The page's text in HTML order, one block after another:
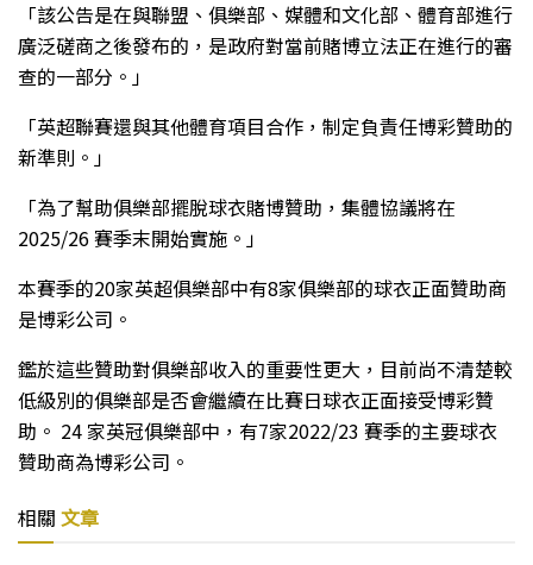
「該公告是在與聯盟、俱樂部、媒體和文化部、體育部進行
廣泛磋商之後發布的，是政府對當前賭博立法正在進行的審
查的一部分。」
「英超聯賽還與其他體育項目合作，制定負責任博彩贊助的
新準則。」
「為了幫助俱樂部擺脫球衣賭博贊助，集體協議將在
2025/26 賽季末開始實施。」
本賽季的20家英超俱樂部中有8家俱樂部的球衣正面贊助商
是博彩公司。
鑑於這些贊助對俱樂部收入的重要性更大，目前尚不清楚較
低級別的俱樂部是否會繼續在比賽日球衣正面接受博彩贊
助。 24 家英冠俱樂部中，有7家2022/23 賽季的主要球衣
贊助商為博彩公司。
相關 文章